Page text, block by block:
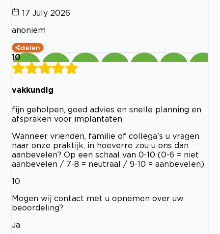
17 July 2026
anoniem
delen
10
vakkundig
fijn geholpen, goed advies en snelle planning en
afspraken voor implantaten
Wanneer vrienden, familie of collega’s u vragen
naar onze praktijk, in hoeverre zou u ons dan
aanbevelen? Op een schaal van 0-10 (0-6 = niet
aanbevelen / 7-8 = neutraal / 9-10 = aanbevelen)
10
Mogen wij contact met u opnemen over uw
beoordeling?
Ja